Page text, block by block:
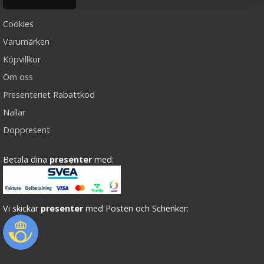
Cookies
Varumärken
Köpvillkor
Om oss
Presenteriet Rabattkod
Nallar
Doppresent
Betala dina presenter med:
Vi skickar presenter med Posten och Schenker: